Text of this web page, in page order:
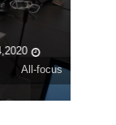
2020
All-focus